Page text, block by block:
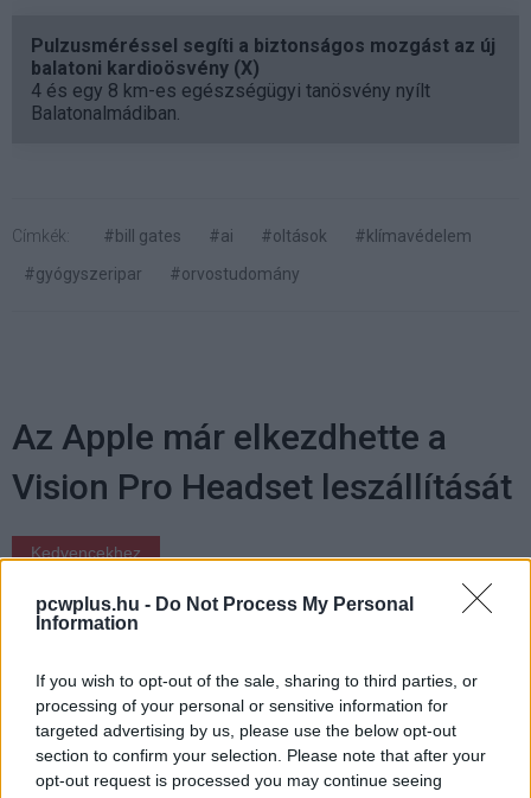
pcwplus.hu - Do Not Process My Personal
Information
If you wish to opt-out of the sale, sharing to third parties, or
processing of your personal or sensitive information for
targeted advertising by us, please use the below opt-out
section to confirm your selection. Please note that after your
opt-out request is processed you may continue seeing
Pulzusméréssel segíti a biztonságos mozgást az új
balatoni kardioösvény (X)
4 és egy 8 km-es egészségügyi tanösvény nyílt
Balatonalmádiban.
Címkék: #bill gates #ai #oltások
#klímavédelem
#gyógyszeripar
#orvostudomány
Az Apple már elkezdhette a
Vision Pro Headset leszállítását
Kedvencekhez
Horváth Péter |2023 december 29. 20:02
Újabb forrás utal arra, hogy a cupertinóiak a
tervek szerint haladnak az AR/VR headset
piacra dobásával.